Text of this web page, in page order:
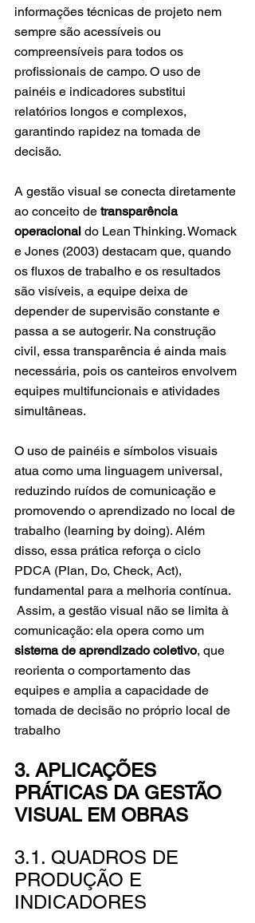
informações técnicas de projeto nem
sempre são acessíveis ou
compreensíveis para todos os
profissionais de campo. O uso de
painéis e indicadores substitui
relatórios longos e complexos,
garantindo rapidez na tomada de
decisão.
A gestão visual se conecta diretamente
ao conceito de transparência
operacional do Lean Thinking. Womack
e Jones (2003) destacam que, quando
os fluxos de trabalho e os resultados
são visíveis, a equipe deixa de
depender de supervisão constante e
passa a se autogerir. Na construção
civil, essa transparência é ainda mais
necessária, pois os canteiros envolvem
equipes multifuncionais e atividades
simultâneas.
O uso de painéis e símbolos visuais
atua como uma linguagem universal,
reduzindo ruídos de comunicação e
promovendo o aprendizado no local de
trabalho (learning by doing). Além
disso, essa prática reforça o ciclo
PDCA (Plan, Do, Check, Act),
fundamental para a melhoria contínua.
Assim, a gestão visual não se limita à
comunicação: ela opera como um
sistema de aprendizado coletivo, que
reorienta o comportamento das
equipes e amplia a capacidade de
tomada de decisão no próprio local de
trabalho
3. APLICAÇÕES
PRÁTICAS DA GESTÃO
VISUAL EM OBRAS
3.1. QUADROS DE
PRODUÇÃO E
INDICADORES